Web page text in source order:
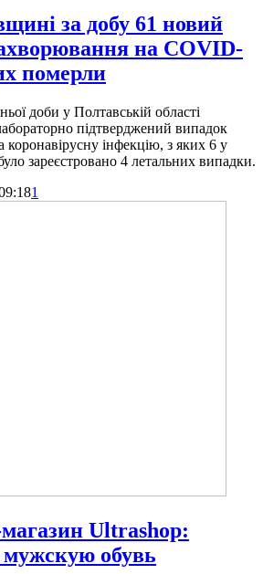
за добу 61 новий
на COVID-
померли
доби у Полтавській області
підтверджений випадок
коронавірусну інфекцію, з яких 6 у
зареєстровано 4 летальних випадки.
1
Ultrashop:
обувь